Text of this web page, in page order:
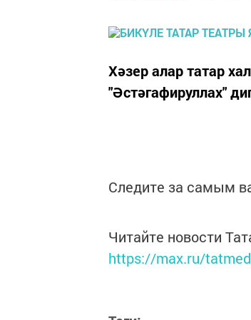
Хәзер алар татар
"Әстәгафируллах"
Следите за самым
Читайте новости
https://max.ru/